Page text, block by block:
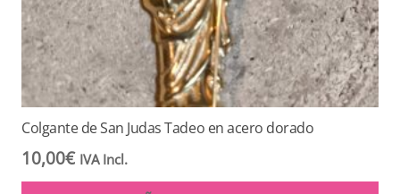
Colgante de San Judas Tadeo en acero dorado
10,00€ IVA Incl.